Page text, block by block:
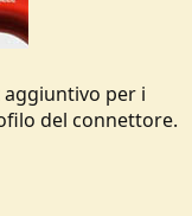
aggiuntivo per i
del connettore.